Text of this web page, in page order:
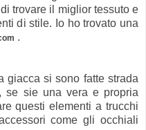
trovare il miglior tessuto e
di stile. Io ho trovato una
.
giacca si sono fatte strada
se sie una vera e propria
questi elementi a trucchi
come gli occhiali